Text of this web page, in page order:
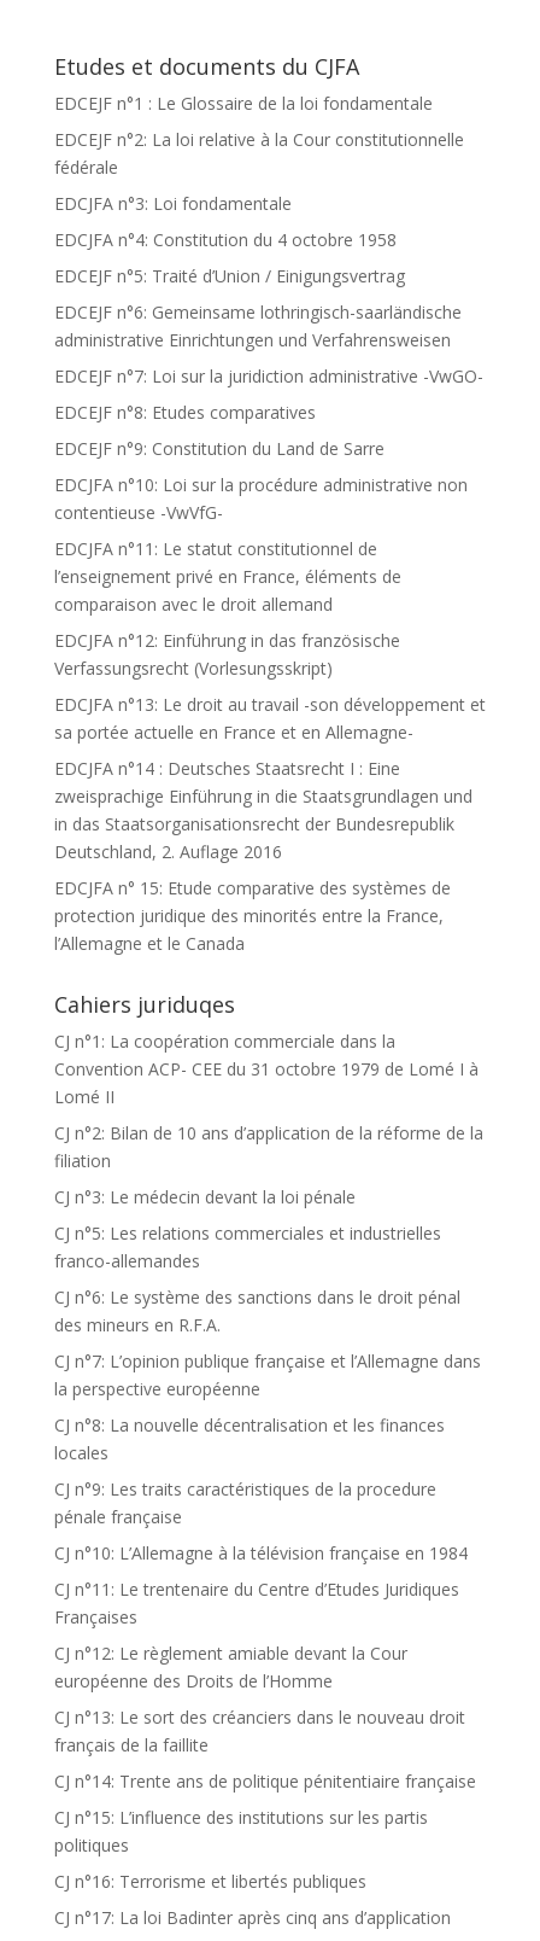
Etudes et documents du CJFA
EDCEJF n°1 : Le Glossaire de la loi fondamentale
EDCEJF n°2: La loi relative à la Cour constitutionnelle
fédérale
EDCJFA n°3: Loi fondamentale
EDCJFA n°4: Constitution du 4 octobre 1958
EDCEJF n°5: Traité d’Union / Einigungsvertrag
EDCEJF n°6: Gemeinsame lothringisch-saarländische
administrative Einrichtungen und Verfahrensweisen
EDCEJF n°7: Loi sur la juridiction administrative -VwGO-
EDCEJF n°8: Etudes comparatives
EDCEJF n°9: Constitution du Land de Sarre
EDCJFA n°10: Loi sur la procédure administrative non
contentieuse -VwVfG-
EDCJFA n°11: Le statut constitutionnel de
l’enseignement privé en France, éléments de
comparaison avec le droit allemand
EDCJFA n°12: Einführung in das französische
Verfassungsrecht (Vorlesungsskript)
EDCJFA n°13: Le droit au travail -son développement et
sa portée actuelle en France et en Allemagne-
EDCJFA n°14 : Deutsches Staatsrecht I : Eine
zweisprachige Einführung in die Staatsgrundlagen und
in das Staatsorganisationsrecht der Bundesrepublik
Deutschland, 2. Auflage 2016
EDCJFA n° 15: Etude comparative des systèmes de
protection juridique des minorités entre la France,
l’Allemagne et le Canada
Cahiers juriduqes
CJ n°1: La coopération commerciale dans la
Convention ACP- CEE du 31 octobre 1979 de Lomé I à
Lomé II
CJ n°2: Bilan de 10 ans d’application de la réforme de la
filiation
CJ n°3: Le médecin devant la loi pénale
CJ n°5: Les relations commerciales et industrielles
franco-allemandes
CJ n°6: Le système des sanctions dans le droit pénal
des mineurs en R.F.A.
CJ n°7: L’opinion publique française et l’Allemagne dans
la perspective européenne
CJ n°8: La nouvelle décentralisation et les finances
locales
CJ n°9: Les traits caractéristiques de la procedure
pénale française
CJ n°10: L’Allemagne à la télévision française en 1984
CJ n°11: Le trentenaire du Centre d’Etudes Juridiques
Françaises
CJ n°12: Le règlement amiable devant la Cour
européenne des Droits de l’Homme
CJ n°13: Le sort des créanciers dans le nouveau droit
français de la faillite
CJ n°14: Trente ans de politique pénitentiaire française
CJ n°15: L’influence des institutions sur les partis
politiques
CJ n°16: Terrorisme et libertés publiques
CJ n°17: La loi Badinter après cinq ans d’application